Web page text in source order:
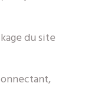
du site